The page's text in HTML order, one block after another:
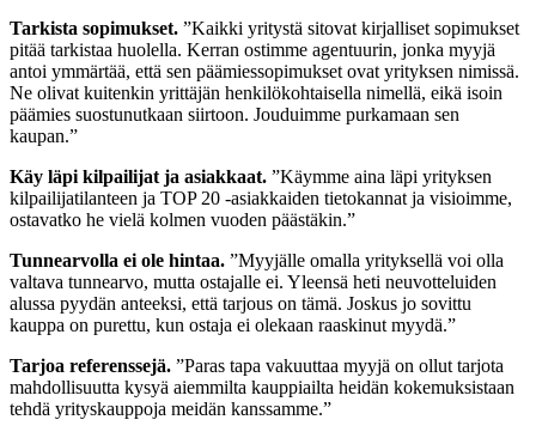
Tarkista sopimukset. ”Kaikki yritystä sitovat kirjalliset sopimukset
pitää tarkistaa huolella. Kerran ostimme agentuurin, jonka myyjä
antoi ymmärtää, että sen päämiessopimukset ovat yrityksen nimissä.
Ne olivat kuitenkin yrittäjän henkilökohtaisella nimellä, eikä isoin
päämies suostunutkaan siirtoon. Jouduimme purkamaan sen
kaupan.”
Käy läpi kilpailijat ja asiakkaat. ”Käymme aina läpi yrityksen
kilpailijatilanteen ja TOP 20 -asiakkaiden tietokannat ja visioimme,
ostavatko he vielä kolmen vuoden päästäkin.”
Tunnearvolla ei ole hintaa. ”Myyjälle omalla yrityksellä voi olla
valtava tunnearvo, mutta ostajalle ei. Yleensä heti neuvotteluiden
alussa pyydän anteeksi, että tarjous on tämä. Joskus jo sovittu
kauppa on purettu, kun ostaja ei olekaan raaskinut myydä.”
Tarjoa referenssejä. ”Paras tapa vakuuttaa myyjä on ollut tarjota
mahdollisuutta kysyä aiemmilta kauppiailta heidän kokemuksistaan
tehdä yrityskauppoja meidän kanssamme.”